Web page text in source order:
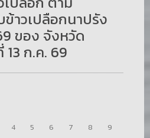
าวเปลือกนาปรัง
ของ จังหวัด
ก.ค. 69
4 5 6 7 8
9